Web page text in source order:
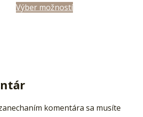
Výber možností
komentára sa musíte